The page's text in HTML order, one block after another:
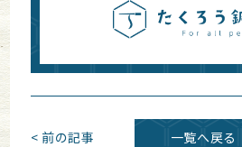
< 前の記事 一覧へ戻る